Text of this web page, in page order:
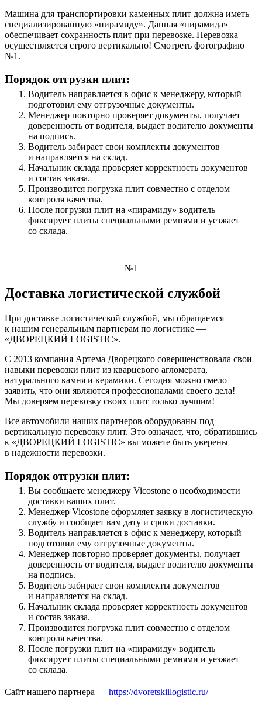
Машина для транспортировки каменных плит должна иметь
специализированную «пирамиду». Данная «пирамида»
обеспечивает сохранность плит при перевозке. Перевозка
осуществляется строго вертикально! Смотреть фотографию
№1.
Порядок отгрузки плит:
Водитель направляется в офис к менеджеру, который
подготовил ему отгрузочные документы.
Менеджер повторно проверяет документы, получает
доверенность от водителя, выдает водителю документы
на подпись.
Водитель забирает свои комплекты документов
и направляется на склад.
Начальник склада проверяет корректность документов
и состав заказа.
Производится погрузка плит совместно с отделом
контроля качества.
После погрузки плит на «пирамиду» водитель
фиксирует плиты специальными ремнями и уезжает
со склада.
№1
Доставка логистической службой
При доставке логистической службой, мы обращаемся
к нашим генеральным партнерам по логистике —
«ДВОРЕЦКИЙ LOGISTIC».
С 2013 компания Артема Дворецкого совершенствовала свои
навыки перевозки плит из кварцевого агломерата,
натурального камня и керамики. Сегодня можно смело
заявить, что они являются профессионалами своего дела!
Мы доверяем перевозку своих плит только лучшим!
Все автомобили наших партнеров оборудованы под
вертикальную перевозку плит. Это означает, что, обратившись
к «ДВОРЕЦКИЙ LOGISTIC» вы можете быть уверены
в надежности перевозки.
Порядок отгрузки плит:
Вы сообщаете менеджеру Vicostone о необходимости
доставки ваших плит.
Менеджер Vicostone оформляет заявку в логистическую
службу и сообщает вам дату и сроки доставки.
Водитель направляется в офис к менеджеру, который
подготовил ему отгрузочные документы.
Менеджер повторно проверяет документы, получает
доверенность от водителя, выдает водителю документы
на подпись.
Водитель забирает свои комплекты документов
и направляется на склад.
Начальник склада проверяет корректность документов
и состав заказа.
Производится погрузка плит совместно с отделом
контроля качества.
После погрузки плит на «пирамиду» водитель
фиксирует плиты специальными ремнями и уезжает
со склада.
Сайт нашего партнера — https://dvoretskiilogistic.ru/